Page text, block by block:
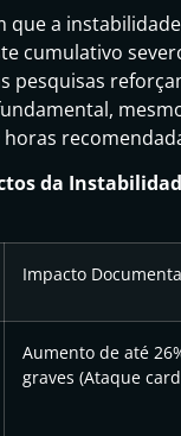
que a
cumulativo
pesquisas
horas
da
Impacto
Aumento de até
graves (Ataque